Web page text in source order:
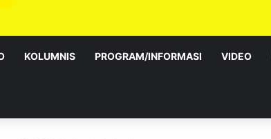
KOLUMNIS PROGRAM/INFORMASI VIDEO